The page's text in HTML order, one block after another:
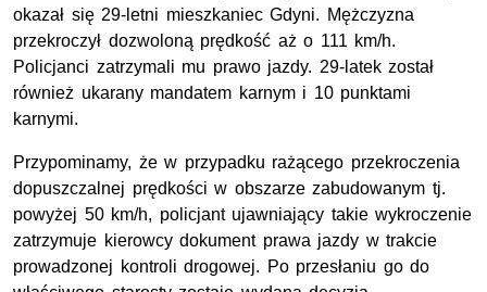
okazał się 29-letni mieszkaniec Gdyni. Mężczyzna
przekroczył dozwoloną prędkość aż o 111 km/h.
Policjanci zatrzymali mu prawo jazdy. 29-latek został
również ukarany mandatem karnym i 10 punktami
karnymi.
Przypominamy, że w przypadku rażącego przekroczenia
dopuszczalnej prędkości w obszarze zabudowanym tj.
powyżej 50 km/h, policjant ujawniający takie wykroczenie
zatrzymuje kierowcy dokument prawa jazdy w trakcie
prowadzonej kontroli drogowej. Po przesłaniu go do